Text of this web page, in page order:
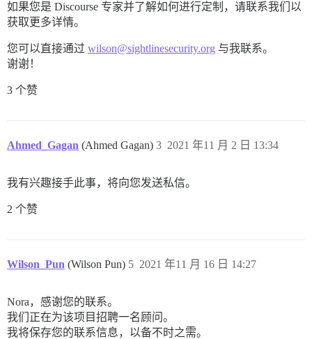
如果您是 Discourse 专家并了解如何进行定制，请联系我们以
获取更多详情。
您可以直接通过 wilson@sightlinesecurity.org 与我联系。
谢谢！
3 个赞
Ahmed_Gagan (Ahmed Gagan) 2021 年11 月 2 日 13:34
3
我有兴趣接手此事，将向您发送私信。
2 个赞
Wilson_Pun (Wilson Pun) 2021 年11 月 16 日 14:27
5
Nora，感谢您的联系。
我们正在为该项目招聘一名顾问。
我将保存您的联系信息，以备不时之需。